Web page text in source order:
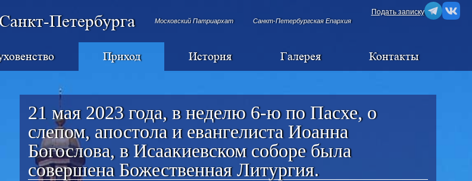
Петербурга Московский Патриархат Санкт-Петербургская Епархия
Подать записку
Приход История Галерея Контакты
21 мая 2023 года, в неделю 6-ю по Пасхе, о
слепом, апостола и евангелиста Иоанна
Богослова, в Исаакиевском соборе была
совершена Божественная Литургия.